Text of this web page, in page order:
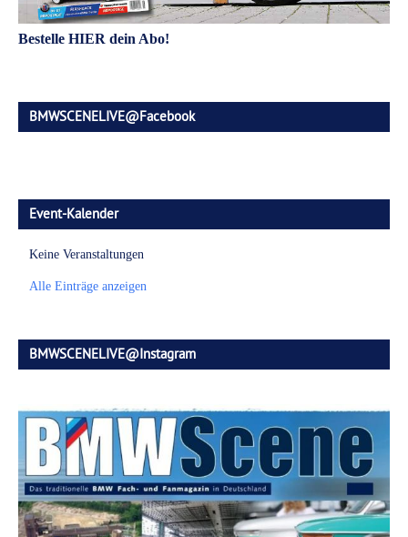
Bestelle HIER dein Abo!
BMWSCENELIVE@Facebook
Event-Kalender
Keine Veranstaltungen
Alle Einträge anzeigen
BMWSCENELIVE@Instagram